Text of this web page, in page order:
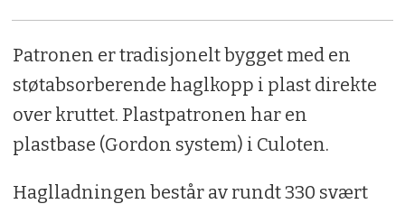
Patronen er tradisjonelt bygget med en
støtabsorberende haglkopp i plast direkte
over kruttet. Plastpatronen har en
plastbase (Gordon system) i Culoten.
Haglladningen består av rundt 330 svært